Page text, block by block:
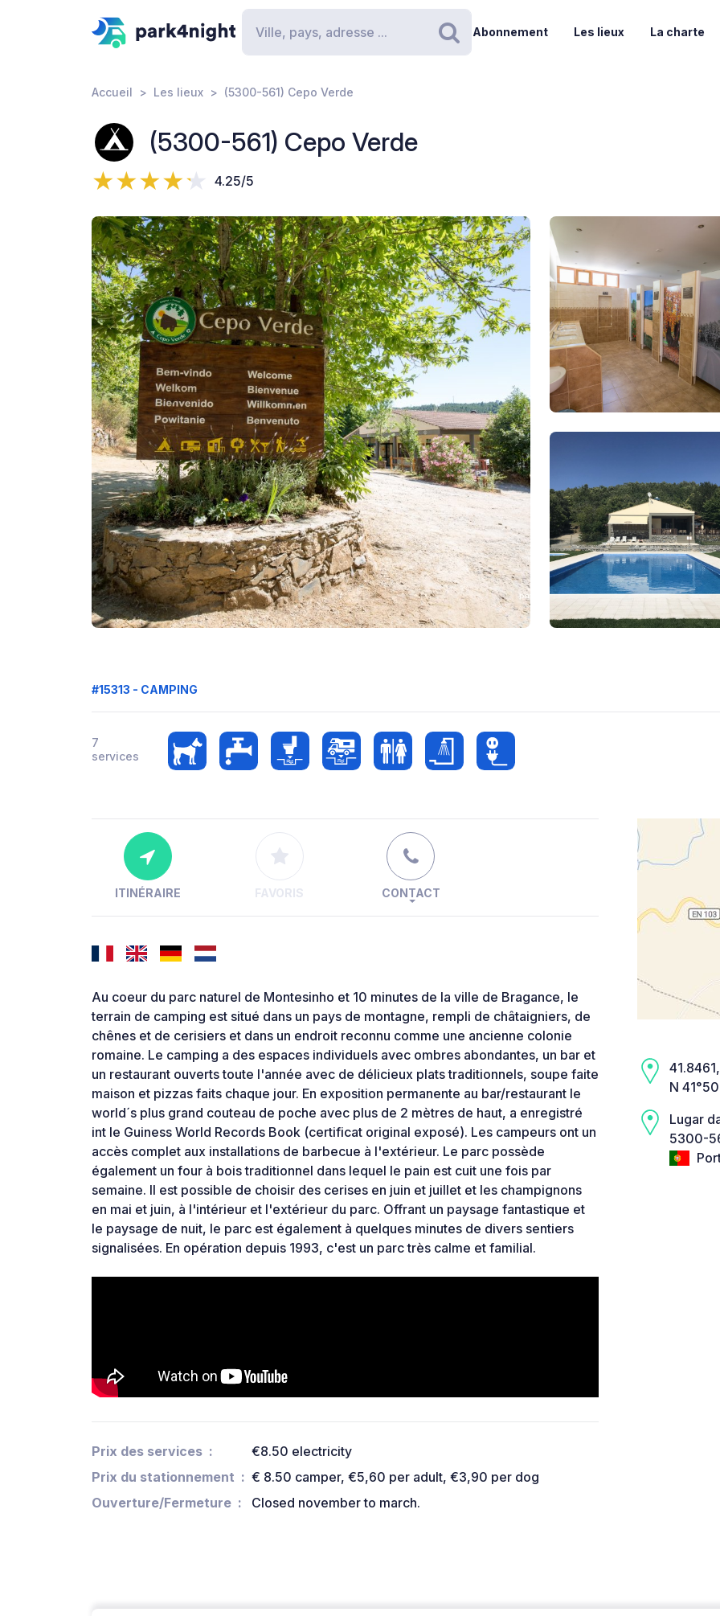
Rechercher
Abonnement Les lieux La charte
Accueil Les lieux (5300-561) Cepo Verde
(5300-561) Cepo Verde
4.25/5
#15313 - CAMPING
7
services
ITINÉRAIRE FAVORIS CONTACT
Au coeur du parc naturel de Montesinho et 10 minutes de la ville de Bragance, le
terrain de camping est situé dans un pays de montagne, rempli de châtaigniers, de
chênes et de cerisiers et dans un endroit reconnu comme une ancienne colonie
romaine. Le camping a des espaces individuels avec ombres abondantes, un bar et
un restaurant ouverts toute l'année avec de délicieux plats traditionnels, soupe faite
maison et pizzas faits chaque jour. En exposition permanente au bar/restaurant le
world´s plus grand couteau de poche avec plus de 2 mètres de haut, a enregistré
int le Guiness World Records Book (certificat original exposé). Les campeurs ont un
accès complet aux installations de barbecue à l'extérieur. Le parc possède
également un four à bois traditionnel dans lequel le pain est cuit une fois par
semaine. Il est possible de choisir des cerises en juin et juillet et les champignons
en mai et juin, à l'intérieur et l'extérieur du parc. Offrant un paysage fantastique et
le paysage de nuit, le parc est également à quelques minutes de divers sentiers
signalisées. En opération depuis 1993, c'est un parc très calme et familial.
Prix des services
€8.50 electricity
Prix du stationnement
€ 8.50 camper, €5,60 per adult, €3,90 per dog
Ouverture/Fermeture
Closed november to march.
N
Lugar
5300-